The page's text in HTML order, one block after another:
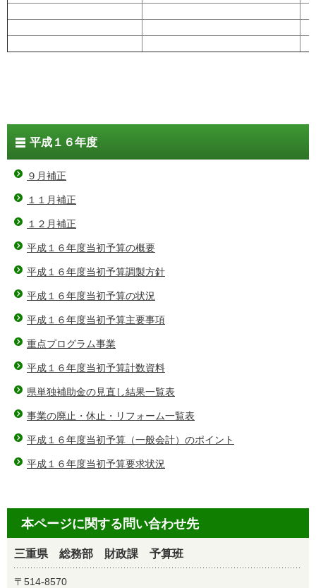
平成１６年度
９月補正
１１月補正
１２月補正
平成１６年度当初予算の概要
平成１６年度当初予算調製方針
平成１６年度当初予算の状況
平成１６年度当初予算主要事項
重点プログラム事業
平成１６年度当初予算計数資料
県単独補助金の見直し結果一覧表
事業の廃止・休止・リフォーム一覧表
平成１６年度当初予算（一般会計）のポイント
平成１６年度当初予算要求状況
本ページに関する問い合わせ先
三重県 総務部 財政課 予算班
〒514-8570